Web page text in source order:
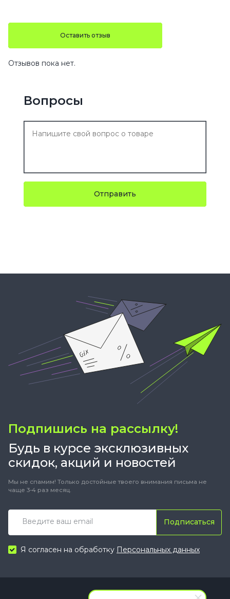
Оставить отзыв
Отзывов пока нет.
Вопросы
Отправить
Подпишись на рассылку!
Будь в курсе эксклюзивных
скидок, акций и новостей
Мы не спамим! Только достойные твоего внимания письма не
чаще 3-4 раз месяц.
Подписаться
Я согласен на обработку Персональных данных